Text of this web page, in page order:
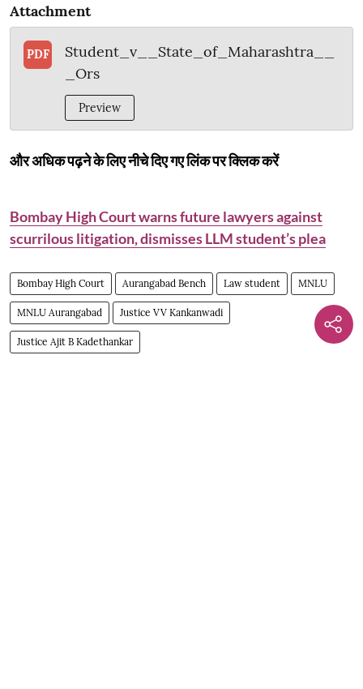
Attachment
PDF
Student_v__State_of_Maharashtra__
_Ors
Preview
और अधिक पढ़ने के लिए नीचे दिए गए लिंक पर क्लिक करें
Bombay High Court warns future lawyers against
scurrilous litigation, dismisses LLM student’s plea
Bombay High Court Aurangabad Bench Law student MNLU
MNLU Aurangabad Justice VV Kankanwadi
Justice Ajit B Kadethankar